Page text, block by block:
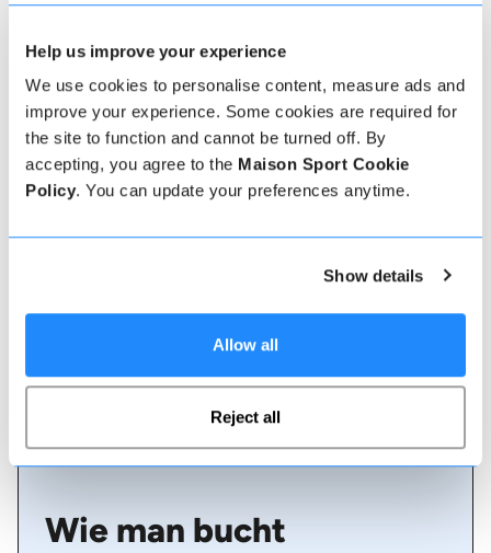
Help us improve your experience
We use cookies to personalise content, measure ads and
improve your experience. Some cookies are required for
the site to function and cannot be turned off. By
accepting, you agree to the Maison Sport Cookie
Policy. You can update your preferences anytime.
Show details
Allow all
Reject all
Ihren Urlaub wirklich unvergesslich machen. Auf
zu erfahren, ihre Bewertungen zu überprüfen und
Echte Lehrer Bewertungen
von früheren Kunden eines Lehrers bieten wertvolle
können sehen, ob ein Lehrer regelmäßig einen
Ski- oder Snowboardstunden er früher gegeben hat.
Wie man bucht